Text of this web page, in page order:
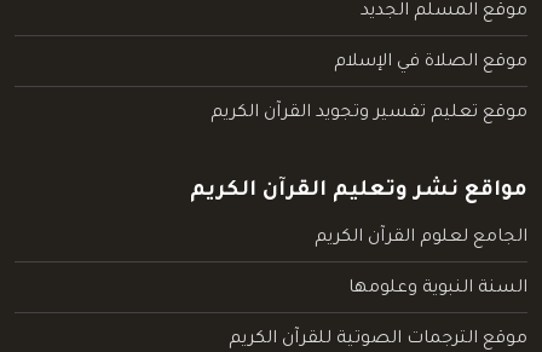
موقع المسلم الجديد
موقع الصلاة في الإسلام
موقع تعليم تفسير وتجويد القرآن الكريم
مواقع نشر وتعليم القرآن الكريم
الجامع لعلوم القرآن الكريم
السنة النبوية وعلومها
موقع الترجمات الصوتية للقرآن الكريم